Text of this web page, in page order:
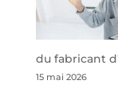
Park
de
parking
du fabricant
15 mai 2026